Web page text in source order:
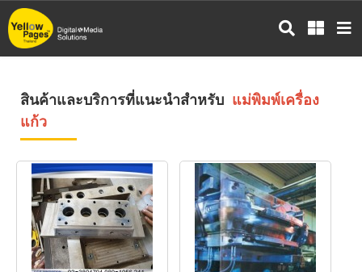
ข้าม
ไป
สินค้าและบริการที่แนะนำสำหรับ แม่พิมพ์เครื่อง
แก้ว